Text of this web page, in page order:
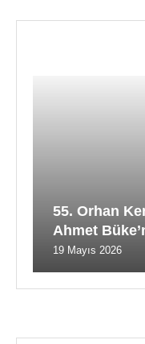
55. Orhan
Ahmet
19 Mayıs 2026